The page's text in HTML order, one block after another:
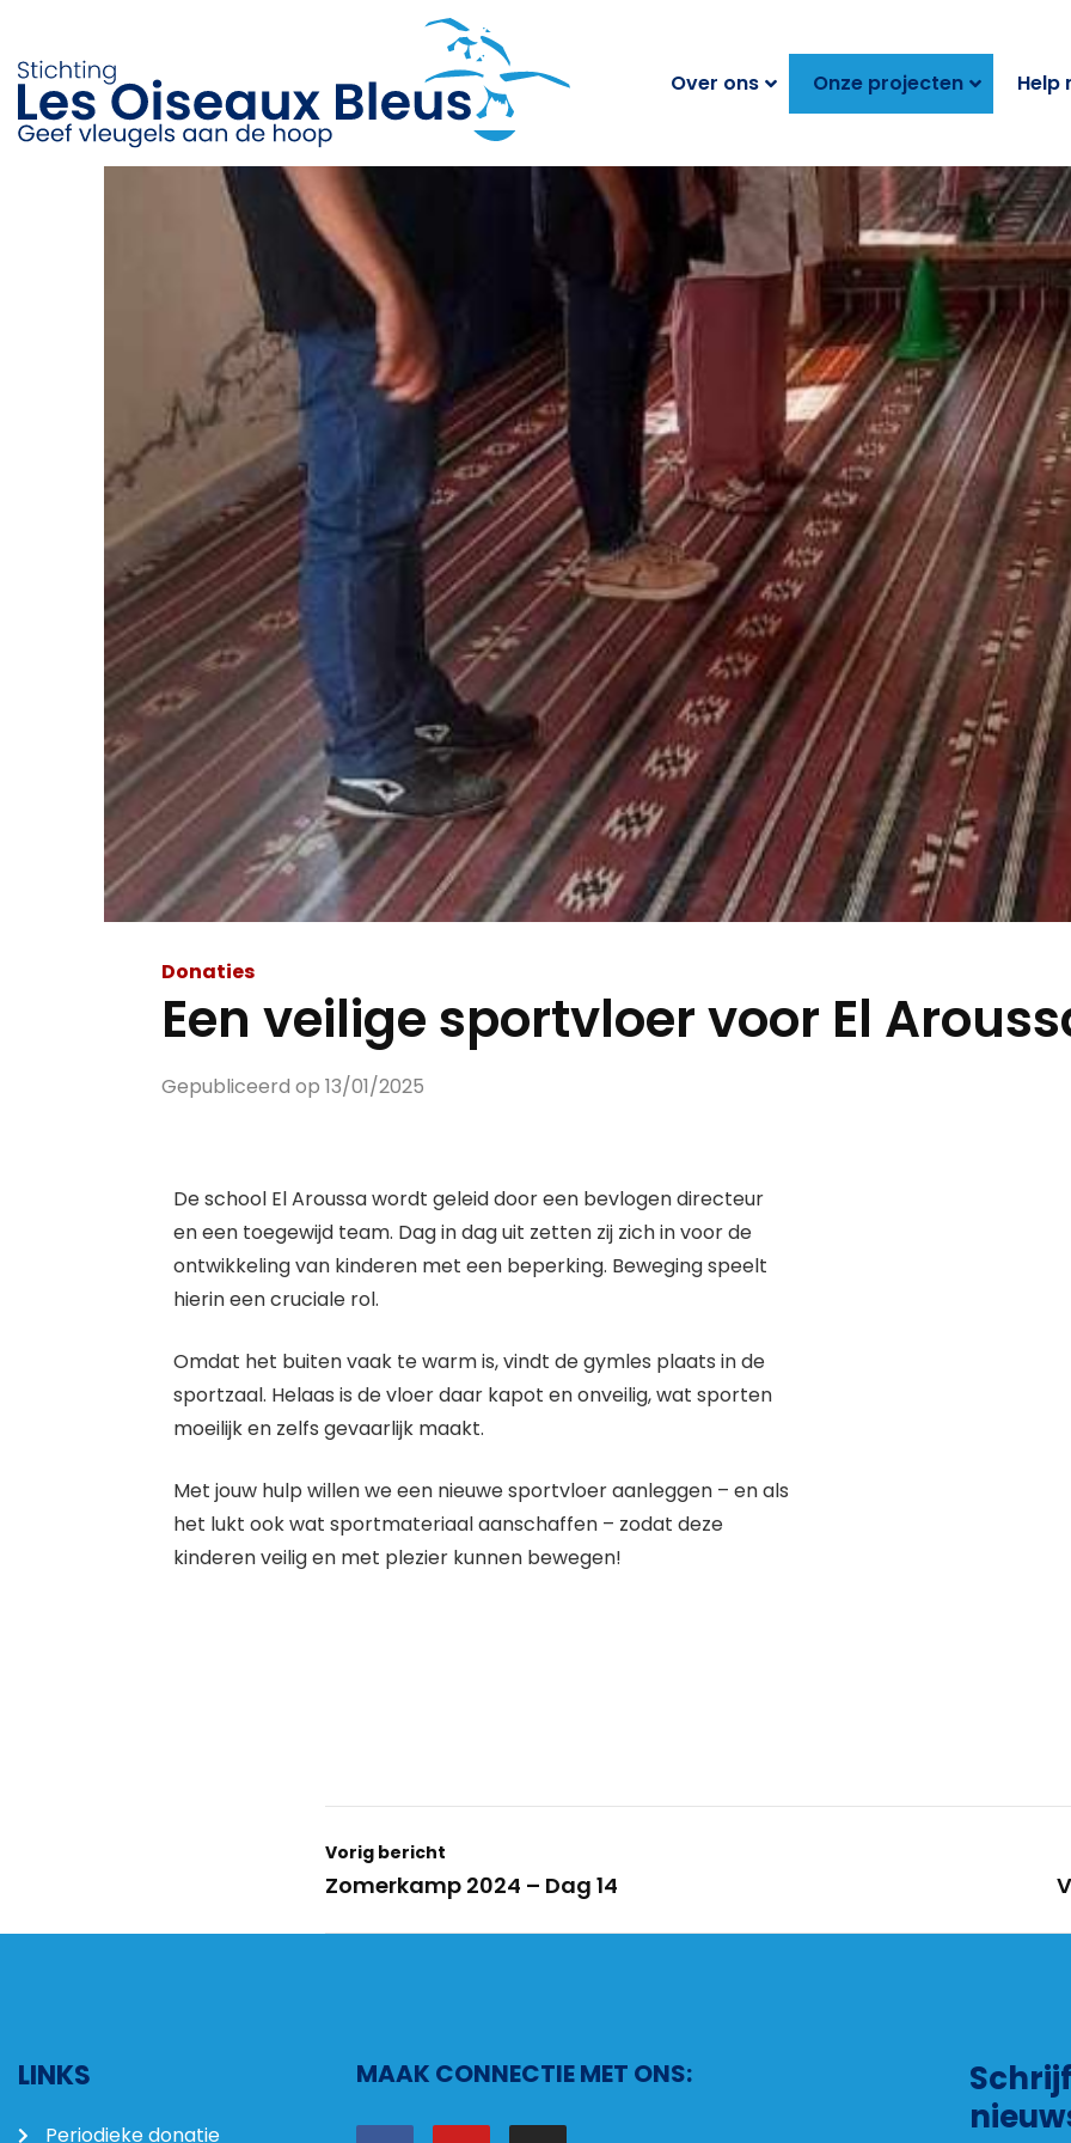
Over ons Onze projecten Help
Donaties
Een veilige sportvloer voor El
Gepubliceerd op 13/01/2025
De school El Aroussa wordt geleid door een bevlogen directeur
en een toegewijd team. Dag in dag uit zetten zij zich in voor de
ontwikkeling van kinderen met een beperking. Beweging speelt
hierin een cruciale rol.
Omdat het buiten vaak te warm is, vindt de gymles plaats in de
sportzaal. Helaas is de vloer daar kapot en onveilig, wat sporten
moeilijk en zelfs gevaarlijk maakt.
Met jouw hulp willen we een nieuwe sportvloer aanleggen – en als
het lukt ook wat sportmateriaal aanschaffen – zodat deze
kinderen veilig en met plezier kunnen bewegen!
Vorig bericht
Zomerkamp 2024 – Dag 14
LINKS
Periodieke donatie
MAAK CONNECTIE MET ONS: